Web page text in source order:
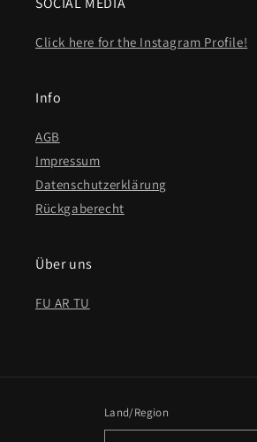
Click here for the Instagram Profile!
Info
AGB
Impressum
Datenschutzerklärung
Rückgaberecht
Über uns
FU AR TU
Land/Region